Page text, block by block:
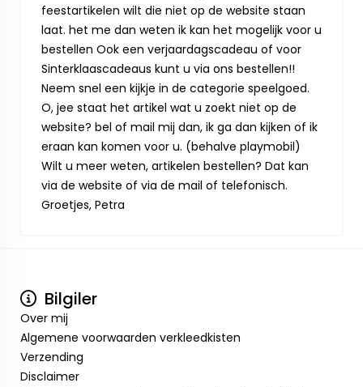
feestartikelen wilt die niet op de website staan
laat. het me dan weten ik kan het mogelijk voor u
bestellen Ook een verjaardagscadeau of voor
Sinterklaascadeaus kunt u via ons bestellen!!
Neem snel een kijkje in de categorie speelgoed.
O, jee staat het artikel wat u zoekt niet op de
website? bel of mail mij dan, ik ga dan kijken of ik
eraan kan komen voor u. (behalve playmobil)
Wilt u meer weten, artikelen bestellen? Dat kan
via de website of via de mail of telefonisch.
Groetjes, Petra
Bilgiler
Over mij
Algemene voorwaarden verkleedkisten
Verzending
Disclaimer